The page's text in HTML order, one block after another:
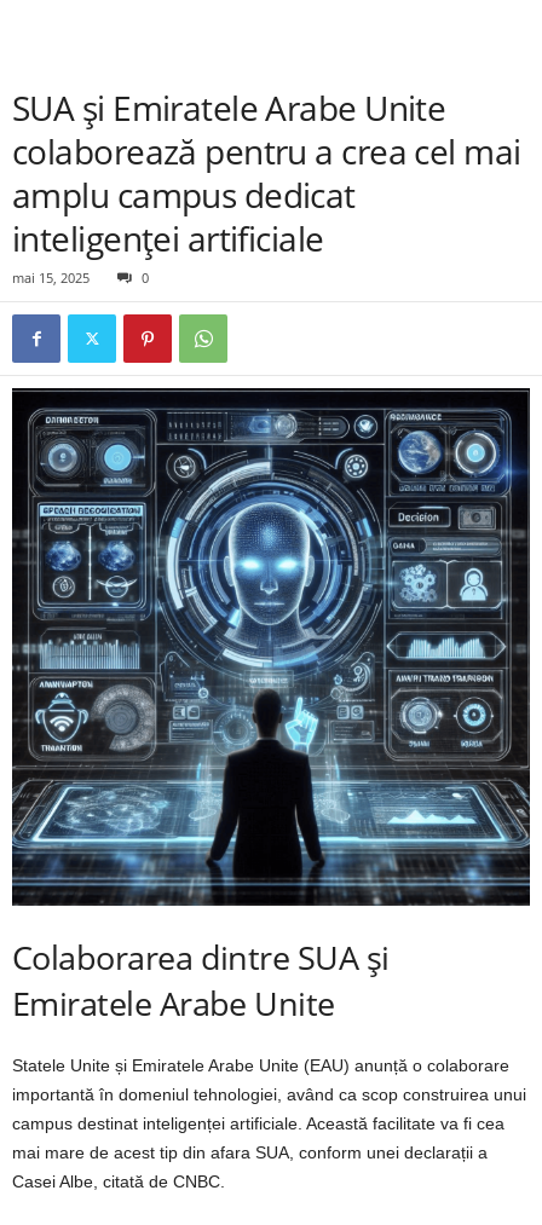
SUA și Emiratele Arabe Unite
colaborează pentru a crea cel mai
amplu campus dedicat
inteligenței artificiale
mai 15, 2025 0
Colaborarea dintre SUA și
Emiratele Arabe Unite
Statele Unite și Emiratele Arabe Unite (EAU) anunță o colaborare
importantă în domeniul tehnologiei, având ca scop construirea unui
campus destinat inteligenței artificiale. Această facilitate va fi cea
mai mare de acest tip din afara SUA, conform unei declarații a
Casei Albe, citată de CNBC.